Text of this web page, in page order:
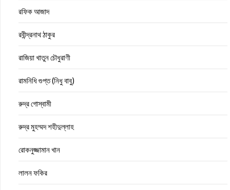
রফিক আজাদ
রবীন্দ্রনাথ ঠাকুর
রাজিয়া খাতুন চৌধুরাণী
রামনিধি গুপ্ত (নিধু বাবু)
রুদ্র গোস্বামী
রুদ্র মুহম্মদ শহীদুল্লাহ
রোকনুজ্জামান খান
লালন ফকির